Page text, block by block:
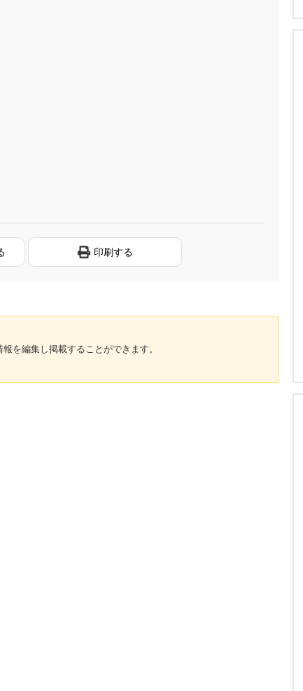
印刷する
を編集し掲載することができます。